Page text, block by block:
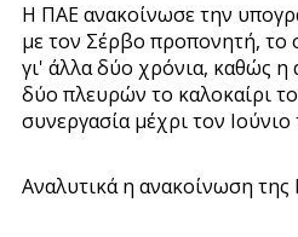
Η ΠΑΕ ανακοίνωσε την
με τον Σέρβο προπονητή, το
γι' άλλα δύο χρόνια, καθώς
δύο πλευρών το καλοκαίρι
συνεργασία μέχρι τον Ιούνιο
Αναλυτικά η ανακοίνωση της